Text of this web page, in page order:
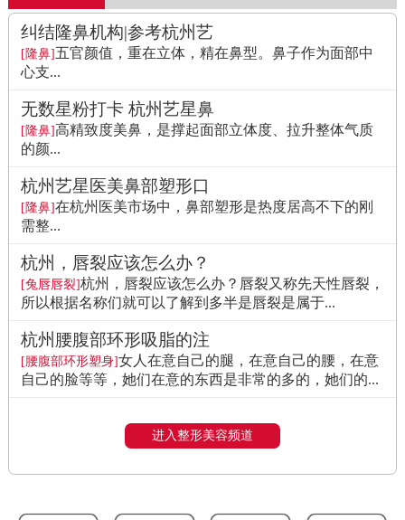
纠结隆鼻机构|参考杭州艺
[隆鼻]五官颜值，重在立体，精在鼻型。鼻子作为面部中
心支...
无数星粉打卡 杭州艺星鼻
[隆鼻]高精致度美鼻，是撑起面部立体度、拉升整体气质
的颜...
杭州艺星医美鼻部塑形口
[隆鼻]在杭州医美市场中，鼻部塑形是热度居高不下的刚
需整...
杭州，唇裂应该怎么办？
[兔唇唇裂]杭州，唇裂应该怎么办？唇裂又称先天性唇裂，
所以根据名称们就可以了解到多半是唇裂是属于...
杭州腰腹部环形吸脂的注
[腰腹部环形塑身]女人在意自己的腿，在意自己的腰，在意
自己的脸等等，她们在意的东西是非常的多的，她们的...
进入整形美容频道